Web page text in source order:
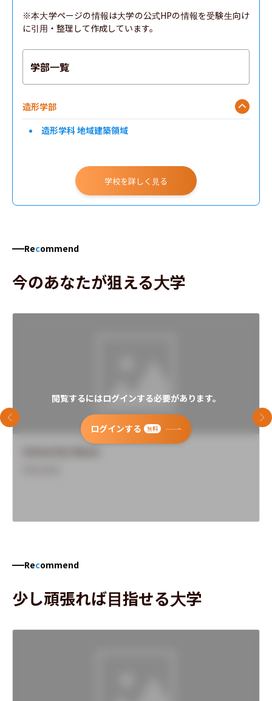
※本大学ページの情報は大学の公式HPの情報を受験生向け
に引用・整理して作成しています。
学部一覧
造形学部
造形学科 地域建築領域
学校を詳しく見る
Recommend
今のあなたが狙える大学
閲覧するにはログインする必要があります。
ログインする 無料
前のスライド 次
Recommend
少し頑張れば目指せる大学